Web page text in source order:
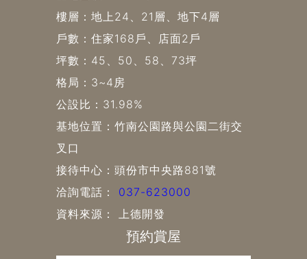
樓層：地上24、21層、地下4層
戶數：住家168戶、店面2戶
坪數：45、50、58、73坪
格局：3~4房
公設比：31.98%
基地位置：竹南公園路與公園二街交
叉口
接待中心：頭份市中央路881號
洽詢電話： 037-623000
資料來源： 上德開發
預約賞屋